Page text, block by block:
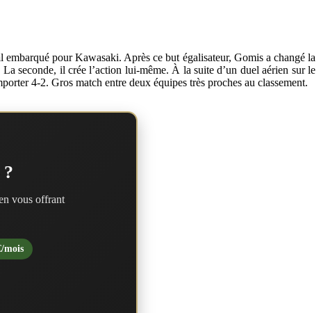
pour Kawasaki. Après ce but égalisateur, Gomis a changé la
seconde, il crée l’action lui-même. À la suite d’un duel aérien sur le
4-2. Gros match entre deux équipes très proches au classement.
vous offrant
mois